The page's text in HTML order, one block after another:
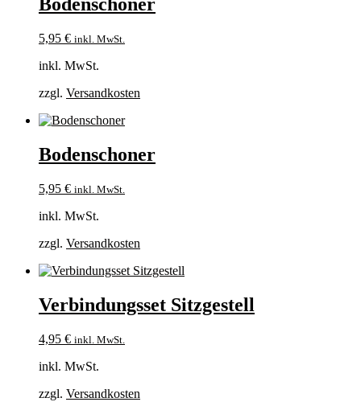
Bodenschoner
5,95 € inkl. MwSt.
inkl. MwSt.
zzgl. Versandkosten
Bodenschoner
5,95 € inkl. MwSt.
inkl. MwSt.
zzgl. Versandkosten
Verbindungsset Sitzgestell
4,95 € inkl. MwSt.
inkl. MwSt.
zzgl. Versandkosten